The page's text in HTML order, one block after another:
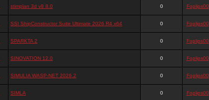
stimplan 3d v8 8.0 0 Foplips00
SSI ShipConstructor Suite Ultimate 2026 R4 x64 0 Foplips00
SPARKTA 2 0 Foplips00
SINOVATION 12.0 0 Foplips00
SIMULIA WASP-NET 2026.2 0 Foplips00
SIMLA 0 Foplips00